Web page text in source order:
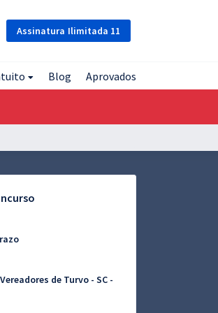
Assinatura Ilimitada 11
Blog Aprovados
de Turvo - SC -